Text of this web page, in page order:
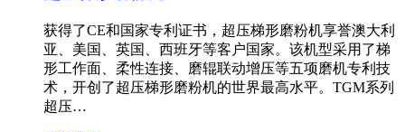
获得了CE和国家专利证书，超压梯形磨粉机享誉澳大利
亚、美国、英国、西班牙等客户国家。该机型采用了梯
形工作面、柔性连接、磨辊联动增压等五项磨机专利技
术，开创了超压梯形磨粉机的世界最高水平。TGM系列
超压…